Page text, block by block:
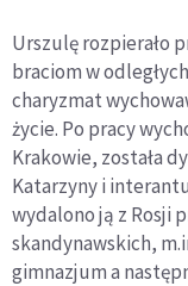
Urszulę rozpierało
braciom w
charyzmat
życie. Po pracy
Krakowie, została
Katarzyny i
wydalono ją z Rosji
skandynawskich,
gimnazjum a